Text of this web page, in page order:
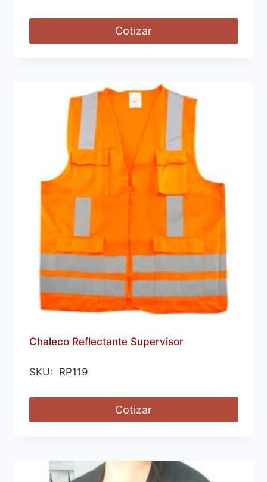
Cotizar
Chaleco Reflectante Supervisor
SKU: RP119
Cotizar